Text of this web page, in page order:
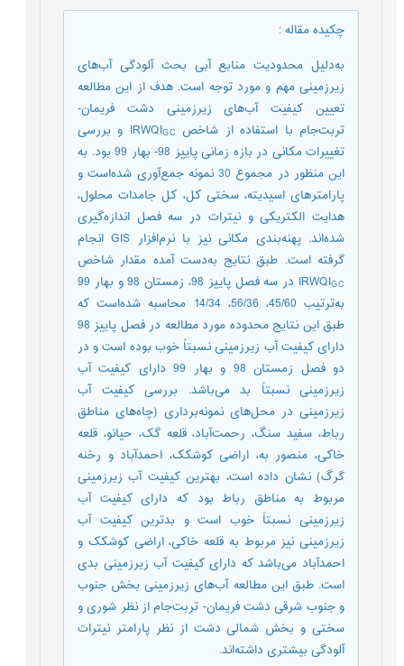
چکیده مقاله:
به‌دلیل محدودیت منابع آبی بحث آلودگی آب‌های
زیرزمینی مهم و مورد توجه است. هدف از این مطالعه
تعیین کیفیت آب‌های زیرزمینی دشت فریمان-
تربت‌جام با استفاده از شاخص IRWQI GC
و بررسی
تغییرات مکانی در بازه زمانی پاییز 98- بهار 99 بود. به
این منظور در مجموع 30 نمونه جمع‌آوری شده‌است و
پارامترهای اسیدیته، سختی کل، کل جامدات محلول،
هدایت الکتریکی و نیترات در سه فصل اندازه‌گیری
شده‌اند. پهنه‌بندی مکانی نیز با نرم‌افزار GIS انجام
گرفته است. طبق نتایج به‌دست آمده مقدار شاخص
IRWQIGC
در سه فصل پاییز 98، زمستان 98 و بهار 99
به‌ترتیب 45/60، 56/36، 14/34 محاسبه شده‌است که
طبق این نتایج محدوده مورد مطالعه در فصل پاییز 98
دارای کیفیت آب زیرزمینی نسبتاً خوب بوده است و در
دو فصل زمستان 98 و بهار 99 دارای کیفیت آب
زیرزمینی نسبتاً بد می‌باشد. بررسی کیفیت آب
زیرزمینی در محل‌های نمونه‌برداری (چاه‌های مناطق
رباط، سفید سنگ، رحمت‌آباد، قلعه گک، حیانو، قلعه
خاکی، منصور به، اراضی کوشکک، احمدآباد و رخنه
گرگ) نشان داده است، بهترین کیفیت آب زیرزمینی
مربوط به مناطق رباط بود که دارای کیفیت آب
زیرزمینی نسبتاً خوب است و بدترین کیفیت آب
زیرزمینی نیز مربوط به قلعه خاکی، اراضی کوشکک و
احمدآباد می‌باشد که دارای کیفیت آب زیرزمینی بدی
است. طبق این مطالعه آب‌های زیرزمینی بخش جنوب
و جنوب شرقی دشت فریمان- تربت‌جام از نظر شوری و
سختی و بخش شمالی دشت از نظر پارامتر نیترات
آلودگی بیشتری داشته‌اند.